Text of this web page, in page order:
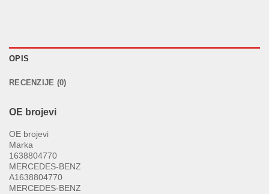
OPIS
RECENZIJE (0)
OE brojevi
OE brojevi
Marka
1638804770
MERCEDES-BENZ
A1638804770
MERCEDES-BENZ